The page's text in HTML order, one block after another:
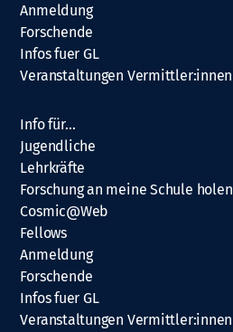
Anmeldung
Forschende
Infos fuer GL
Veranstaltungen Vermittler:innen
Info für…
Jugendliche
Lehrkräfte
Forschung an meine Schule holen
Cosmic@Web
Fellows
Anmeldung
Forschende
Infos fuer GL
Veranstaltungen Vermittler:innen